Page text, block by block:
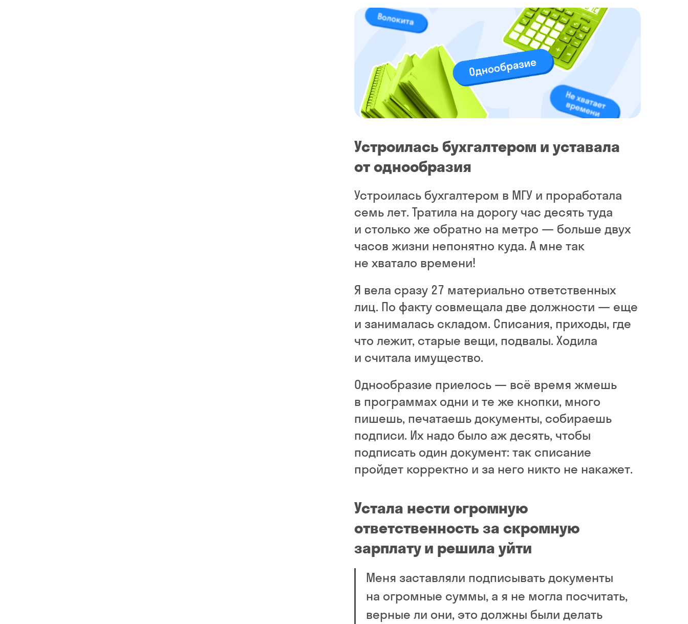
Устроилась бухгалтером и уставала
от однообразия
Устроилась бухгалтером в МГУ и проработала
семь лет. Тратила на дорогу час десять туда
и столько же обратно на метро — больше двух
часов жизни непонятно куда. А мне так
не хватало времени!
Я вела сразу 27 материально ответственных
лиц. По факту совмещала две должности — еще
и занималась складом. Списания, приходы, где
что лежит, старые вещи, подвалы. Ходила
и считала имущество.
Однообразие приелось — всё время жмешь
в программах одни и те же кнопки, много
пишешь, печатаешь документы, собираешь
подписи. Их надо было аж десять, чтобы
подписать один документ: так списание
пройдет корректно и за него никто не накажет.
Устала нести огромную
ответственность за скромную
зарплату и решила уйти
Меня заставляли подписывать документы
на огромные суммы, а я не могла посчитать,
верные ли они, это должны были делать